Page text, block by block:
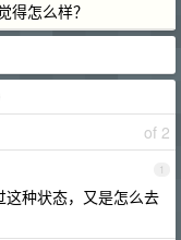
得怎么样？
of 2
1
种状态，又是怎么去